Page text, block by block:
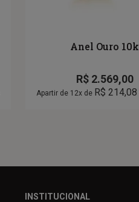
Anel Ouro 10k
R$2.569,00
Apartir de 12x de R$ 214,08
INSTITUCIONAL